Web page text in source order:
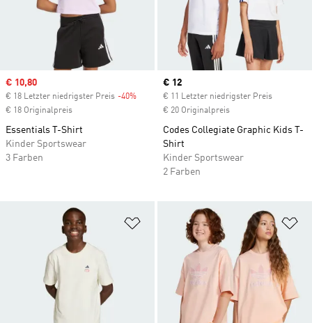
Sale price
€ 10,80
€ 18 Letzter niedrigster Preis -40% Discount
€ 18 Originalpreis
Essentials T-Shirt
Kinder Sportswear
3 Farben
Current price
€ 12
€ 11 Letzter niedrigster Preis
€ 20 Originalpreis
Codes Collegiate Graphic Kids T-
Shirt
Kinder Sportswear
2 Farben
Zur Wunschliste hinzufügen